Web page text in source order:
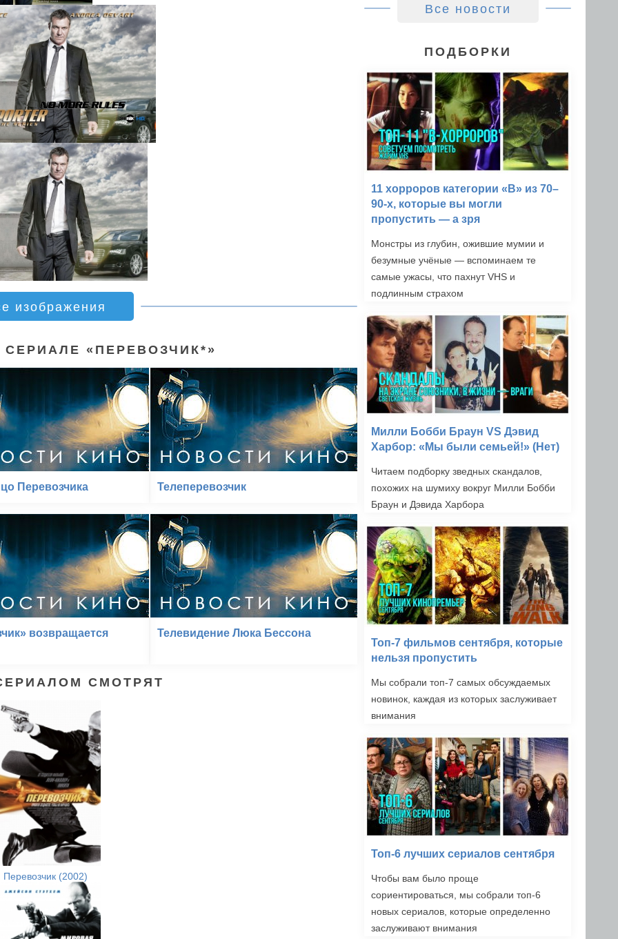
изображения
«ПЕРЕВОЗЧИК*»
Перевозчика Телеперевозчик
возвращается Телевидение Люка Бессона
СМОТРЯТ
Перевозчик (2002)
Все новости
ПОДБОРКИ
11 хорроров категории «B» из 70–
90-х, которые вы могли
пропустить — а зря
Монстры из глубин, ожившие мумии и
безумные учёные — вспоминаем те
самые ужасы, что пахнут VHS и
подлинным страхом
Милли Бобби Браун VS Дэвид
Харбор: «Мы были семьей!» (Нет)
Читаем подборку зведных скандалов,
похожих на шумиху вокруг Милли Бобби
Браун и Дэвида Харбора
Топ-7 фильмов сентября, которые
нельзя пропустить
Мы собрали топ-7 самых обсуждаемых
новинок, каждая из которых заслуживает
внимания
Топ-6 лучших сериалов сентября
Чтобы вам было проще
сориентироваться, мы собрали топ-6
новых сериалов, которые определенно
заслуживают внимания